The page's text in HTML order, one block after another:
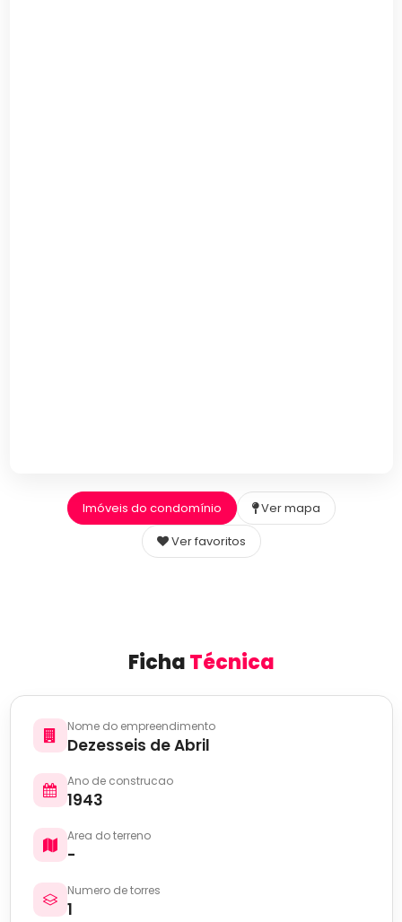
Imóveis do condomínio
Ver mapa
Ver favoritos
FichaTécnica
Nome do empreendimento
Dezesseis de Abril
Ano de construcao
1943
Area do terreno
-
Numero de torres
1